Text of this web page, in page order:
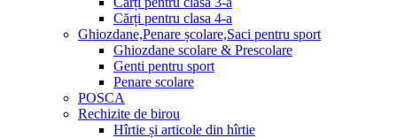
Cărți pentru clasa 4-a
Ghiozdane,Penare școlare,Saci pentru sport
Ghiozdane scolare & Prescolare
Genti pentru sport
Penare scolare
POSCA
Rechizite de birou
Hîrtie și articole din hîrtie